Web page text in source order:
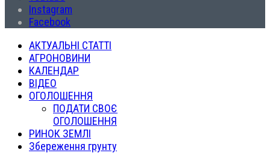
Instagram
Facebook
АКТУАЛЬНІ СТАТТІ
АГРОНОВИНИ
КАЛЕНДАР
ВІДЕО
ОГОЛОШЕННЯ
ПОДАТИ СВОЄ
ОГОЛОШЕННЯ
РИНОК ЗЕМЛІ
Збереження грунту